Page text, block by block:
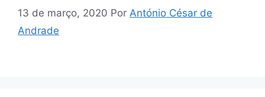
13 de março, 2020 Por António César de
Andrade